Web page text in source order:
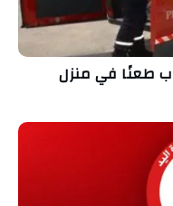
طعنًا في منزل